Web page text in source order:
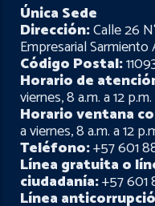
Única Sede
Dirección:Calle 26
Empresarial
Código Postal:
Horario de
viernes, 8 a.m. a 12
Horario ventana
a viernes, 8 a.m. a 12
Teléfono:+57 601
Línea gratuita o
ciudadanía:+57 601
Línea